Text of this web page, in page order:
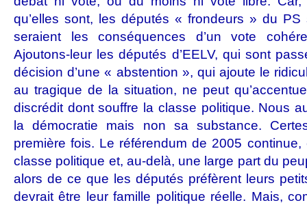
qu’elles sont, les députés « frondeurs » du
seraient les conséquences d’un vote
Ajoutons-leur les députés d’EELV, qui sont
décision d’une « abstention », qui ajoute le
au tragique de la situation, ne peut
discrédit dont souffre la classe politique. Nous
la démocratie mais non sa substance.
première fois. Le référendum de 2005
classe politique et, au-delà, une large part du
alors de ce que les députés préfèrent leurs
devrait être leur famille politique réelle. Mais,